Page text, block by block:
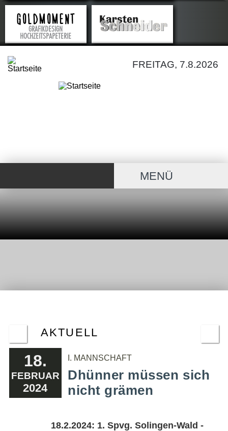
FREITAG, 7.8.2026
MENÜ
AKTUELL
18.
FEBRUAR
2024
I. MANNSCHAFT
Dhünner müssen sich
nicht grämen
18.2.2024: 1. Spvg. Solingen-Wald -